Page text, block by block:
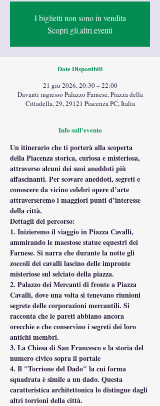
I biglietti non sono in vendita
Scopri gli altri eventi
Date Disponibili
21 giu 2026, 20:30 – 22:00
Davanti ingresso Palazzo Farnese, Piazza della
Cittadella, 29, 29121 Piacenza PC, Italia
Info sull'evento
Un itinerario che ti porterà alla scoperta
della Piacenza storica, curiosa e misteriosa,
attraverso alcuni dei suoi aneddoti più
affascinanti. Per scovare aneddoti, segreti e
conoscere da vicino celebri opere d’arte
attraverseremo i maggiori punti d’interesse
della città.
Dettagli del percorso:
1. Inizieremo il viaggio in Piazza Cavalli,
ammirando le maestose statue equestri dei
Farnese. Si narra che durante la notte gli
zoccoli dei cavalli lascino delle impronte
misteriose sul selciato della piazza.
2. Palazzo dei Mercanti di fronte a Piazza
Cavalli, dove una volta si tenevano riunioni
segrete delle corporazioni mercantili. Si
racconta che le pareti abbiano ancora
orecchie e che conservino i segreti dei loro
antichi membri.
3. La Chiesa di San Francesco e la storia del
numero civico sopra il portale
4. Il "Torrione del Dado" la cui forma
squadrata è simile a un dado. Questa
caratteristica architettonica lo distingue dagli
altri torrioni della città.